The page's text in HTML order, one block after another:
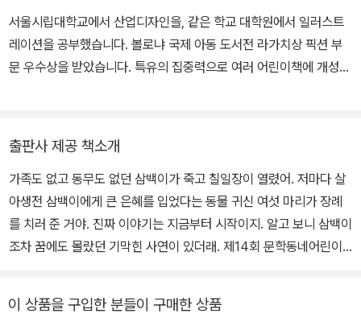
서울시립대학교에서 산업디자인을, 같은 학교 대학원에서 일러스트
레이션을 공부했습니다. 볼로냐 국제 아동 도서전 라가치상 픽션 부
문 우수상을 받았습니다. 특유의 집중력으로 여러 어린이책에 개성
고민 상담소≫, ≪주세요 주세요≫, ≪무적 말숙≫, ≪슈퍼 히어로의
똥 닦는 법≫, ≪겁보 만보≫ 등이 쓰고 그린 책으로는 ≪집, 잘 가꾸는
법≫, ≪우리는 집지킴이야!≫가 있습니다.
출판사 제공 책소개
가족도 없고 동무도 없던 삼백이가 죽고 칠일장이 열렸어. 저마다 살
아생전 삼백이에게 큰 은혜를 입었다는 동물 귀신 여섯 마리가 장례
를 치러 준 거야. 진짜 이야기는 지금부터 시작이지. 알고 보니 삼백이
조차 꿈에도 몰랐던 기막힌 사연이 있더래. 제14회 문학동네어린이
을 받으며 대상을 수상한 ‘삼백이의 칠일장’이 마침내 출간되었다. 심
이 상품을 구입한 분들이 구매한 상품